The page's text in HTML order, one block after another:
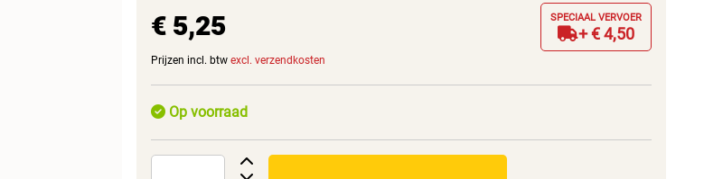
€ 5,25 SPECIAAL VERVOER
+ € 4,50
Prijzen incl. btw excl. verzendkosten
Op voorraad